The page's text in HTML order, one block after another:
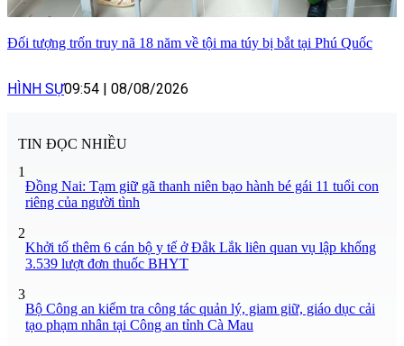
Đối tượng trốn truy nã 18 năm về tội ma túy bị bắt tại Phú Quốc
HÌNH SỰ09:54 08/08/2026
TIN ĐỌC NHIỀU
1
Đồng Nai: Tạm giữ gã thanh niên bạo hành bé gái 11 tuổi con
riêng của người tình
2
Khởi tố thêm 6 cán bộ y tế ở Đắk Lắk liên quan vụ lập khống
3.539 lượt đơn thuốc BHYT
3
Bộ Công an kiểm tra công tác quản lý, giam giữ, giáo dục cải
tạo phạm nhân tại Công an tỉnh Cà Mau